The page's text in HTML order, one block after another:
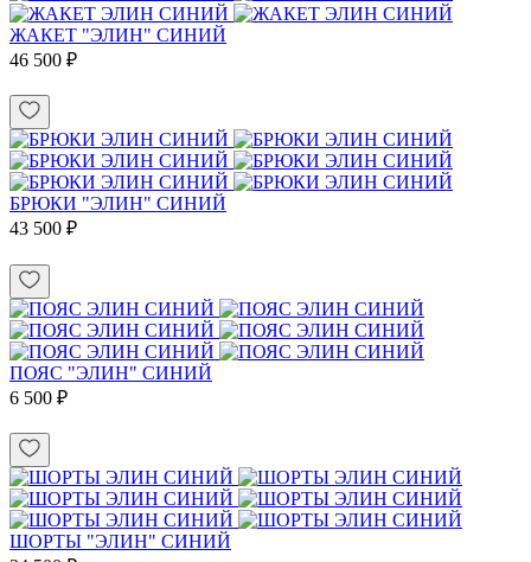
ЖАКЕТ "ЭЛИН" СИНИЙ
46 500 ₽
БРЮКИ "ЭЛИН" СИНИЙ
43 500 ₽
ПОЯС "ЭЛИН" СИНИЙ
6 500 ₽
ШОРТЫ "ЭЛИН" СИНИЙ